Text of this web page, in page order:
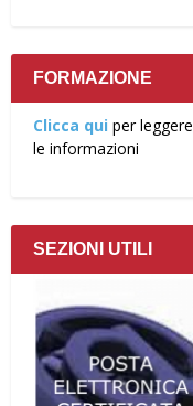
FORMAZIONE
Clicca qui per leggere
le informazioni
SEZIONI UTILI